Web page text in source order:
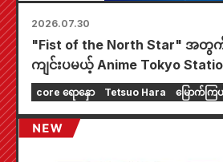
2026.07.30
"Fist of the North Star" အ
ကျင်းပမယ့် Anime Tokyo
core ရောနှော Tetsuo Hara မြောက်